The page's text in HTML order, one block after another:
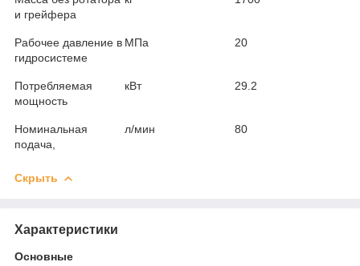
и грейфера
Рабочее давление в
гидросистеме
МПа 20
Потребляемая
мощность
кВт 29.2
Номинальная
подача,
л/мин 80
Скрыть
Характеристики
Основные